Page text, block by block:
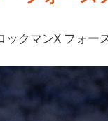
クマンX フォー